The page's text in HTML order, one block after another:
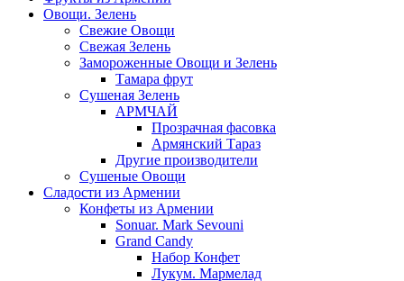
Овощи. Зелень
Свежие Овощи
Свежая Зелень
Замороженные Овощи и Зелень
Тамара фрут
Сушеная Зелень
АРМЧАЙ
Прозрачная фасовка
Армянский Тараз
Другие производители
Сушеные Овощи
Сладости из Армении
Конфеты из Армении
Sonuar. Mark Sevouni
Grand Candy
Набор Конфет
Лукум. Мармелад